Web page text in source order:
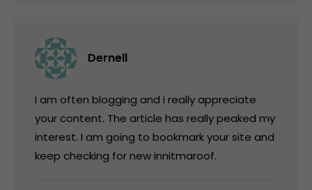
Dernell
I am often blogging and i really appreciate
your content. The article has really peaked my
interest. I am going to bookmark your site and
keep checking for new innitmaroof.